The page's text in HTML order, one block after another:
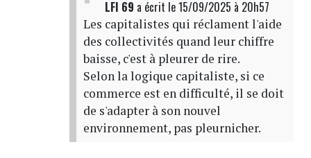
LFI 69 a écrit le 15/09/2025 à 20h57
Les capitalistes qui réclament l'aide
des collectivités quand leur chiffre
baisse, c'est à pleurer de rire.
Selon la logique capitaliste, si ce
commerce est en difficulté, il se doit
de s'adapter à son nouvel
environnement, pas pleurnicher.